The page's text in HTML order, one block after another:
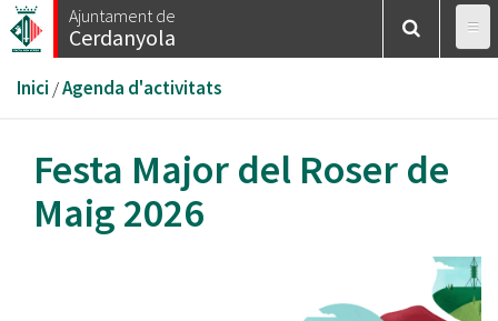
Vés
al
Ajuntament de
Cerdanyola
Esteu
aquí
Inici /Agenda d'activitats
Festa Major del Roser de
Maig 2026